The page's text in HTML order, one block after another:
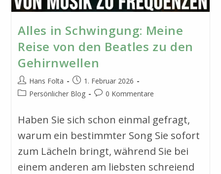
Alles in Schwingung: Meine
Reise von den Beatles zu den
Gehirnwellen
Beitrags-
Autor:
Hans Folta
Beitrag
veröffentlicht:
1. Februar 2026
Beitrags-
Persönlicher Blog
Beitrags-
0 Kommentare
Haben Sie sich schon einmal gefragt,
warum ein bestimmter Song Sie sofort
zum Lächeln bringt, während Sie bei
einem anderen am liebsten schreiend